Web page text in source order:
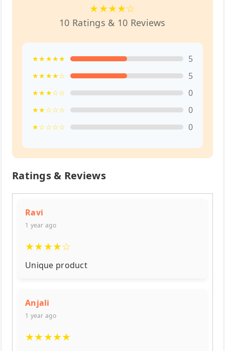
★★★★☆
10 Ratings & 10 Reviews
★★★★★ 5
★★★★☆ 5
★★★☆☆ 0
★★☆☆☆ 0
★☆☆☆☆ 0
Ratings & Reviews
Ravi
1 year ago
★★★★☆
Unique product
Anjali
1 year ago
★★★★★